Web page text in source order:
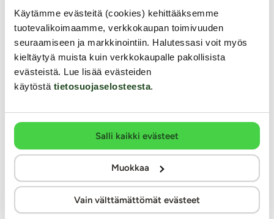
Käytämme evästeitä (cookies) kehittääksemme
tuotevalikoimaamme, verkkokaupan toimivuuden
seuraamiseen ja markkinointiin. Halutessasi voit myös
kieltäytyä muista kuin verkkokaupalle pakollisista
evästeistä. Lue lisää evästeiden
käytöstä tietosuojaselosteesta.
Salli kaikki evästeet
Muokkaa
Vain välttämättömät evästeet
Liity Matoklubiin- jäsenenä saat20kredittiä hyväksytystä
arviosta tai kysymyksestä.
Samankaltaisia tuotteita